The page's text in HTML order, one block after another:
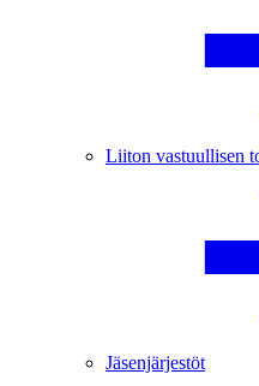
Liiton vastuullisen
Jäsenjärjestöt